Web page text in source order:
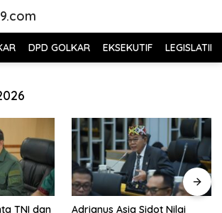
DPD GOLKAR EKSEKUTIF LEGISLATIF
TNI dan
Adrianus Asia Sidot Nilai